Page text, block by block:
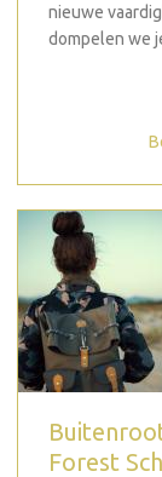
nieuwe
dompelen we
Forest